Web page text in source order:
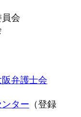
会
弁護士会
ター （登録